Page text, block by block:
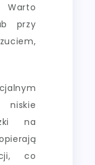
przy
na
co